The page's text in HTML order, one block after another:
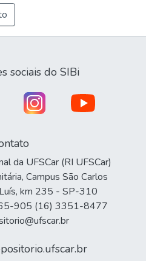
sociais do SIBi
da UFSCar (RI UFSCar)
Campus São Carlos
km 235 - SP-310
905 (16) 3351-8477